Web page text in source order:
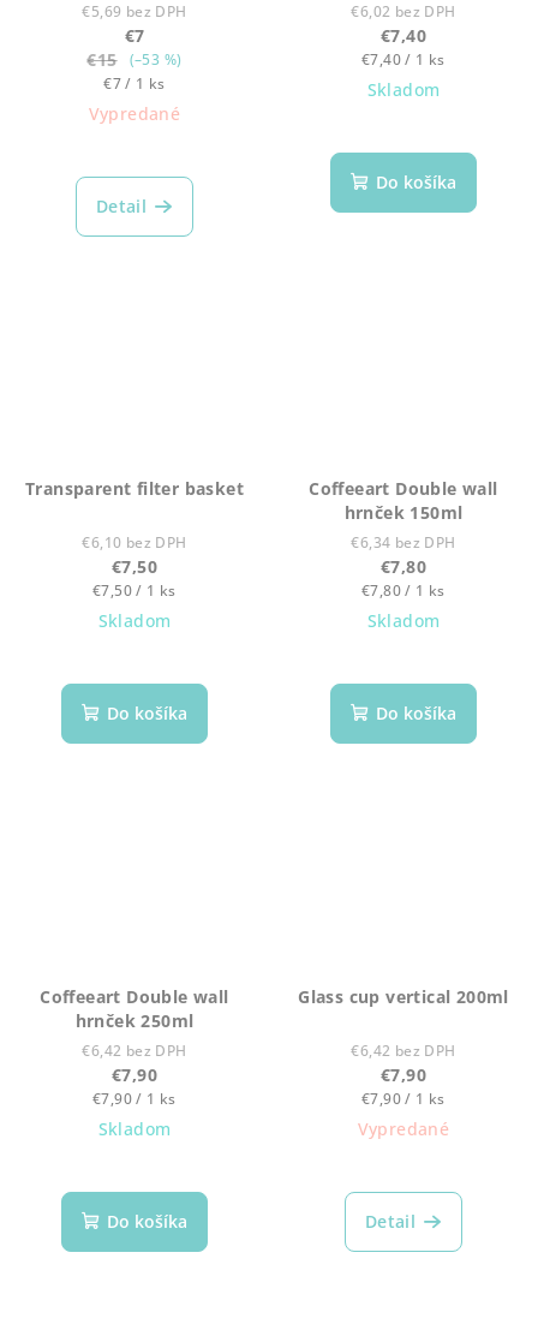
€5,69 bez DPH
€7
€15
(–53 %)
Jednotková
cena:
€7 / 1 ks
Vypredané
Detail
€6,02 bez DPH
€7,40
Jednotková
cena:
€7,40 / 1 ks
Skladom
Do košíka
Transparent filter basket
€6,10 bez DPH
€7,50
Jednotková
cena:
€7,50 / 1 ks
Skladom
Do košíka
Coffeeart Double wall
hrnček 150ml
€6,34 bez DPH
€7,80
Jednotková
cena:
€7,80 / 1 ks
Skladom
Do košíka
Coffeeart Double wall
hrnček 250ml
€6,42 bez DPH
€7,90
Jednotková
cena:
€7,90 / 1 ks
Skladom
Do košíka
Glass cup vertical 200ml
€6,42 bez DPH
€7,90
Jednotková
cena:
€7,90 / 1 ks
Vypredané
Detail